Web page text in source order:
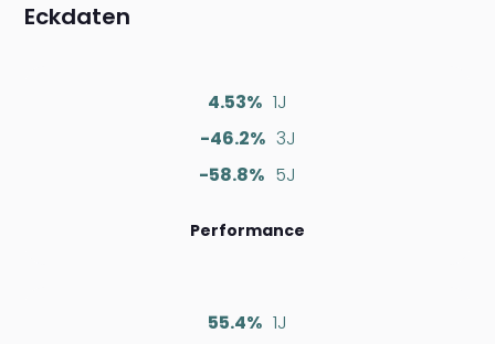
Eckdaten
4.53% 1J
-46.2% 3J
-58.8% 5J
Performance
55.4% 1J